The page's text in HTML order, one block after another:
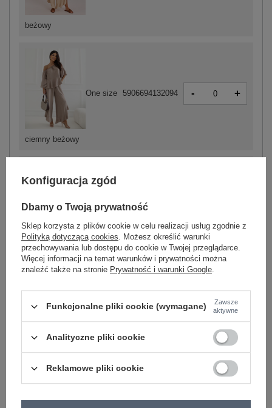
ciemny beżowy
One size 5906694132094 - +
beżowy
jasny niebieski
One size 5906694132087
ZALOGUJ SIĘ I ZOBACZ CENĘ
Masz pytanie? Chętnie pomożemy.
Konfiguracja zgód
Dbamy o Twoją prywatność
Sklep korzysta z plików cookie w celu realizacji usług zgodnie z
Polityką dotyczącą cookies. Możesz określić warunki
przechowywania lub dostępu do cookie w Twojej przeglądarce.
Więcej informacji na temat warunków i prywatności można
znaleźć także na stronie Prywatność i warunki Google.
Funkcjonalne pliki cookie (wymagane)
Zawsze
aktywne
Analityczne pliki cookie
Reklamowe pliki cookie